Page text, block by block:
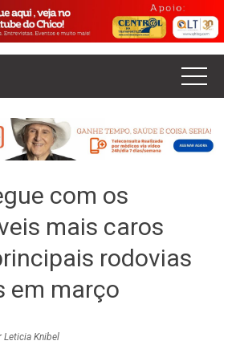
com os
mais caros
rodovias
em março
Leticia Knibel